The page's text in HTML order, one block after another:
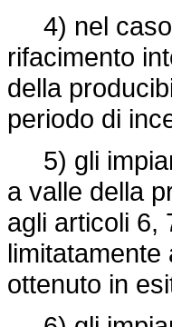
4) nel caso
rifacimento
della
periodo di
5) gli
a valle della
agli articoli 6,
ottenuto in